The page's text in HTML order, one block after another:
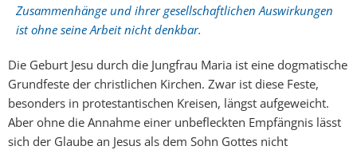
Zusammenhänge und ihrer gesellschaftlichen Auswirkungen
ist ohne seine Arbeit nicht denkbar.
Die Geburt Jesu durch die Jungfrau Maria ist eine dogmatische
Grundfeste der christlichen Kirchen. Zwar ist diese Feste,
besonders in protestantischen Kreisen, längst aufgeweicht.
Aber ohne die Annahme einer unbefleckten Empfängnis lässt
sich der Glaube an Jesus als dem Sohn Gottes nicht